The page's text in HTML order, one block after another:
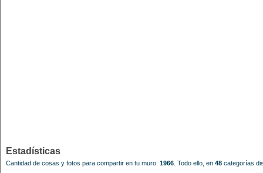
Estadísticas
Cantidad de cosas y fotos para compartir en tu muro: 1966 Todo ello, en 48 categorías